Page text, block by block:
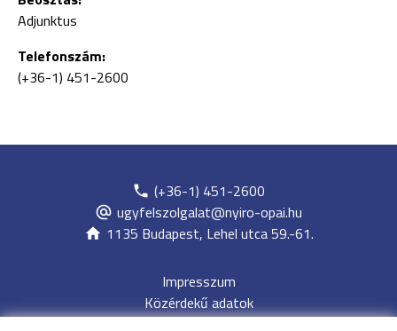
Adjunktus
Telefonszám:
(+36-1) 451-2600
(+36-1) 451-2600
ugyfelszolgalat@nyiro-opai.hu
1135 Budapest, Lehel utca 59.-61.
Impresszum
Közérdekű adatok
Adatvédelem